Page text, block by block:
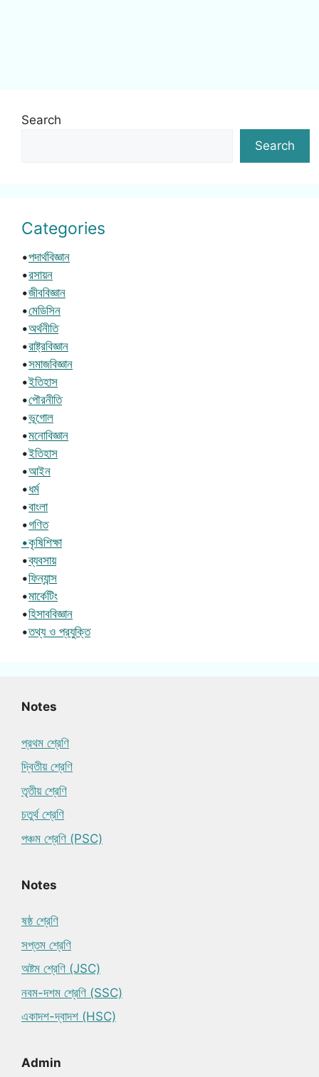
Search
Search
Categories
•পদার্থবিজ্ঞান
•রসায়ন
•জীববিজ্ঞান
•মেডিসিন
•অর্থনীতি
•রাষ্ট্রবিজ্ঞান
•সমাজবিজ্ঞান
•ইতিহাস
•পৌরনীতি
•ভূগোল
•মনোবিজ্ঞান
•ইতিহাস
•আইন
•ধর্ম
•বাংলা
•গণিত
•কৃষিশিক্ষা
•ব্যবসায়
•ফিন্যান্স
•মার্কেটিং
•হিসাববিজ্ঞান
•তথ্য ও প্রযুক্তি
Notes
প্রথম শ্রেণি
দ্বিতীয় শ্রেণি
তৃতীয় শ্রেণি
চতুর্থ শ্রেণি
পঞ্চম শ্রেণি (PSC)
Notes
ষষ্ঠ শ্রেণি
সপ্তম শ্রেণি
অষ্টম শ্রেণি (JSC)
নবম-দশম শ্রেণি (SSC)
একাদশ-দ্বাদশ (HSC)
Admin